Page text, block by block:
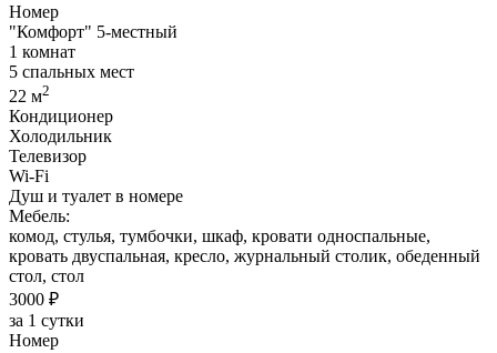
Номер
"Комфорт" 5-местный
1 комнат
5 спальных мест
22 м2
Кондиционер
Холодильник
Телевизор
Wi-Fi
Душ и туалет в номере
Мебель:
комод, стулья, тумбочки, шкаф, кровати односпальные,
кровать двуспальная, кресло, журнальный столик, обеденный
стол, стол
3000 ₽
за 1 сутки
Номер